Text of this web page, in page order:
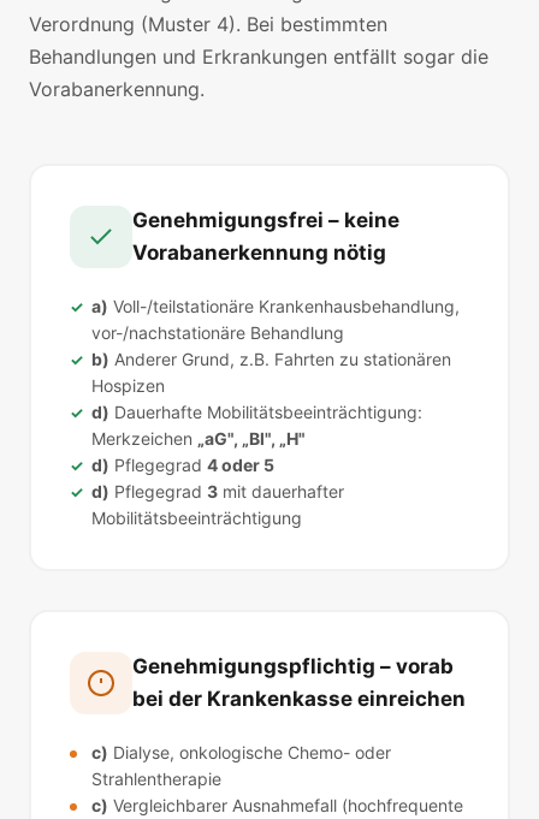
Verordnung (Muster 4). Bei bestimmten
Behandlungen und Erkrankungen entfällt sogar die
Vorabanerkennung.
Genehmigungsfrei – keine
Vorabanerkennung nötig
a) Voll-/teilstationäre Krankenhausbehandlung,
vor-/nachstationäre Behandlung
b) Anderer Grund, z.B. Fahrten zu stationären
Hospizen
d) Dauerhafte Mobilitätsbeeinträchtigung:
Merkzeichen „aG", „Bl", „H"
d) Pflegegrad 4 oder 5
d) Pflegegrad 3mit dauerhafter
Mobilitätsbeeinträchtigung
Genehmigungspflichtig – vorab
bei der Krankenkasse einreichen
c) Dialyse, onkologische Chemo- oder
Strahlentherapie
c) Vergleichbarer Ausnahmefall (hochfrequente